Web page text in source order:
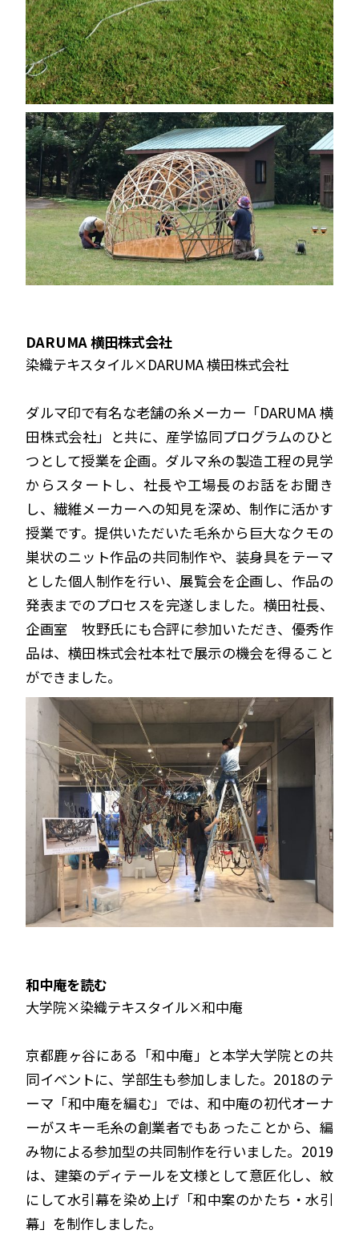
DARUMA 横田株式会社
染織テキスタイル×DARUMA 横田株式会社
ダルマ印で有名な老舗の糸メーカー「DARUMA 横
田株式会社」と共に、産学協同プログラムのひと
つとして授業を企画。ダルマ糸の製造工程の見学
からスタートし、社長や工場長のお話をお聞き
し、繊維メーカーへの知見を深め、制作に活かす
授業です。提供いただいた毛糸から巨大なクモの
巣状のニット作品の共同制作や、装身具をテーマ
とした個人制作を行い、展覧会を企画し、作品の
発表までのプロセスを完遂しました。横田社長、
企画室 牧野氏にも合評に参加いただき、優秀作
品は、横田株式会社本社で展示の機会を得ること
ができました。
和中庵を読む
大学院×染織テキスタイル×和中庵
京都鹿ヶ谷にある「和中庵」と本学大学院との共
同イベントに、学部生も参加しました。2018のテ
ーマ「和中庵を編む」では、和中庵の初代オーナ
ーがスキー毛糸の創業者でもあったことから、編
み物による参加型の共同制作を行いました。2019
は、建築のディテールを文様として意匠化し、紋
にして水引幕を染め上げ「和中案のかたち・水引
幕」を制作しました。